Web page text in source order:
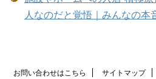
人なのだと覚悟｜みんなの
お問い合わせはこちら サイトマップ